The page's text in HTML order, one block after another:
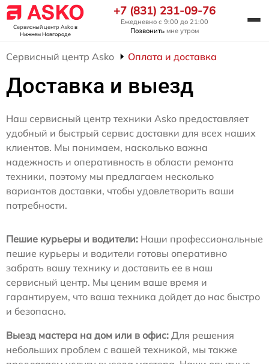
Сервисный центр Askoв
Нижнем Новгороде
+7 (831) 231-09-76
Ежедневно с 9:00 до 21:00
Позвонить мне утром
Сервисный центр Asko Оплата и доставка
Доставка и выезд
Наш сервисный центр техники Asko предоставляет
удобный и быстрый сервис доставки для всех наших
клиентов. Мы понимаем, насколько важна
надежность и оперативность в области ремонта
техники, поэтому мы предлагаем несколько
вариантов доставки, чтобы удовлетворить ваши
потребности.
Пешие курьеры и водители: Наши профессиональные
пешие курьеры и водители готовы оперативно
забрать вашу технику и доставить ее в наш
сервисный центр. Мы ценим ваше время и
гарантируем, что ваша техника дойдет до нас быстро
и безопасно.
Выезд мастера на дом или в офис: Для решения
небольших проблем с вашей техникой, мы также